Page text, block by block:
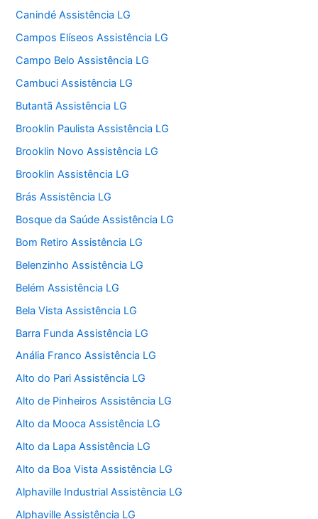
Canindé Assistência LG
Campos Elíseos Assistência LG
Campo Belo Assistência LG
Cambuci Assistência LG
Butantã Assistência LG
Brooklin Paulista Assistência LG
Brooklin Novo Assistência LG
Brooklin Assistência LG
Brás Assistência LG
Bosque da Saúde Assistência LG
Bom Retiro Assistência LG
Belenzinho Assistência LG
Belém Assistência LG
Bela Vista Assistência LG
Barra Funda Assistência LG
Anália Franco Assistência LG
Alto do Pari Assistência LG
Alto de Pinheiros Assistência LG
Alto da Mooca Assistência LG
Alto da Lapa Assistência LG
Alto da Boa Vista Assistência LG
Alphaville Industrial Assistência LG
Alphaville Assistência LG